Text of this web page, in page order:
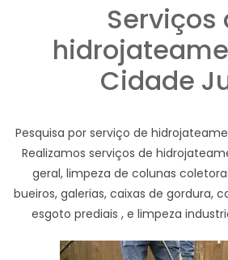
Serviços
Cidade
Pesquisa por serviço de
Realizamos serviços de
geral, limpeza de colunas
bueiros, galerias, caixas de gordura,
esgoto prediais , e limpeza